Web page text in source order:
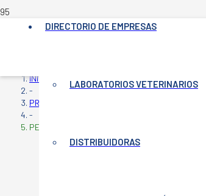
DIRECTORIO DE EMPRESAS
LABORATORIOS VETERINARIOS
DISTRIBUIDORAS
INICIO
-
PRODUCTOS VETERINARIOS
-
PENI STREP ACQUA